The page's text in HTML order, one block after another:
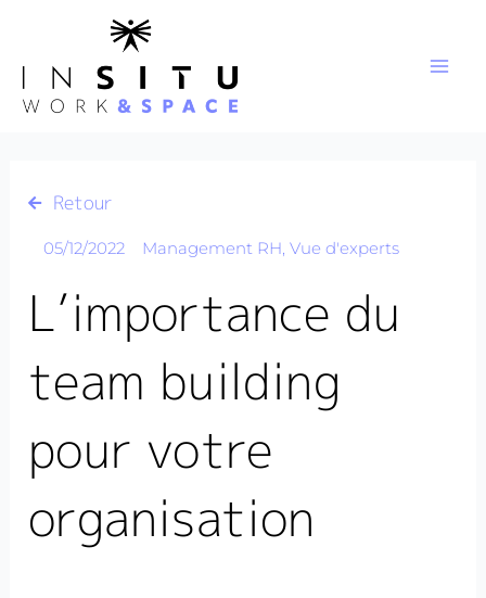
contenu
Retour
05/12/2022 Management RH,Vue d'experts
L’importance du
team building
pour votre
organisation